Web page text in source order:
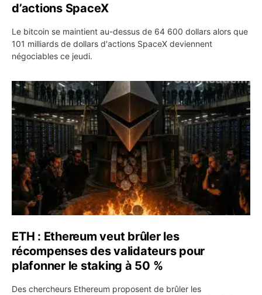
d’actions SpaceX
Le bitcoin se maintient au-dessus de 64 600 dollars alors que
101 milliards de dollars d'actions SpaceX deviennent
négociables ce jeudi.
ETH : Ethereum veut brûler les récompenses des
ETH : Ethereum veut brûler les
récompenses des validateurs pour
plafonner le staking à 50 %
Des chercheurs Ethereum proposent de brûler les